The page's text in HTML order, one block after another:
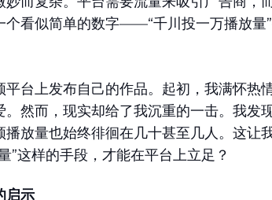
个看似简单的数字——“千川投一万播放
台上发布自己的作品。起初，我满怀热
然而，现实却给了我沉重的一击。我发
播放量也始终徘徊在几十甚至几人。这让
”这样的手段，才能在平台上立足？
启示